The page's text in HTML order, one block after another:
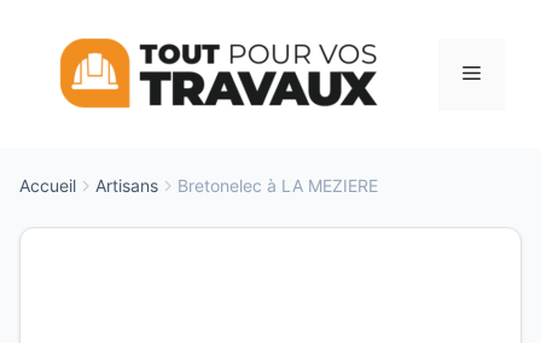
contenu
Menu
Accueil Artisans Bretonelec à LA MEZIERE